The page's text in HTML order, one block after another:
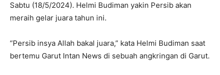
Sabtu (18/5/2024). Helmi Budiman yakin Persib akan
meraih gelar juara tahun ini.
“Persib insya Allah bakal juara,” kata Helmi Budiman saat
bertemu Garut Intan News di sebuah angkringan di Garut.